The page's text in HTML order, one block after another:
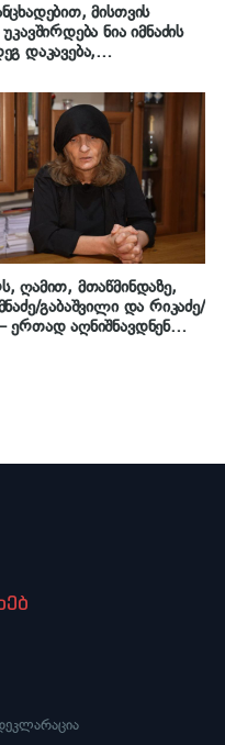
მისთვის
ნია იმნაძის
დაკავება,
ინფორმაცია
საზოგადოებრივ
ადგილი
ღამით, მთაწმინდაზე,
გაბაშვილი და რიკაძე/
ერთად აღნიშნავდნენ